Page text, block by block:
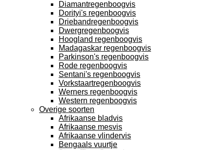
Diamantregenboogvis
Dorityi's regenboogvis
Driebandregenboogvis
Dwergregenboogvis
Hoogland regenboogvis
Madagaskar regenboogvis
Parkinson's regenboogvis
Rode regenboogvis
Sentani's regenboogvis
Vorkstaartregenboogvis
Werners regenboogvis
Western regenboogvis
Overige soorten
Afrikaanse bladvis
Afrikaanse mesvis
Afrikaanse vlindervis
Bengaals vuurtje